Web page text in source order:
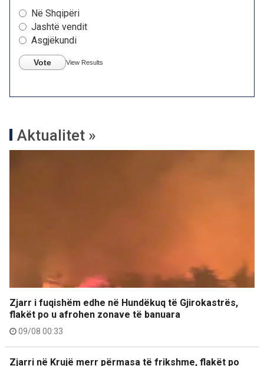
Në Shqipëri
Jashtë vendit
Asgjëkundi
Vote View Results
Aktualitet »
Zjarr i fuqishëm edhe në Hundëkuq të Gjirokastrës,
flakët po u afrohen zonave të banuara
09/08 00:33
Zjarri në Krujë merr përmasa të frikshme, flakët po